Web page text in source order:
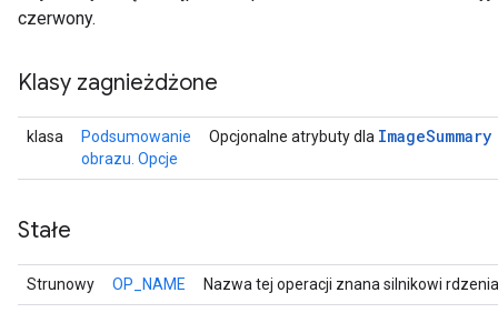
czerwony.
Klasy zagnieżdżone
klasa
Podsumowanie
obrazu. Opcje
Opcjonalne atrybuty dla ImageSummary
Stałe
Strunowy OP_NAME Nazwa tej operacji znana silnikowi